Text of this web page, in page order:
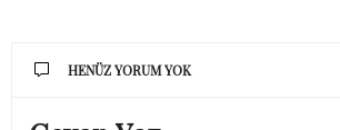
HENÜZ YORUM YOK